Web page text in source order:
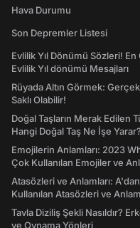
Hava Durumu
Son Depremler Listesi
Evlilik Yıl Dönümü Sözleri!
Evlilik Yıl dönümü Mesajları
Rüyada Altın Görmek:
Saklı Olabilir!
Doğal Taşların Merak Edilen
Hangi Doğal Taş Ne İşe Yarar?
Emojilerin Anlamları: 2023
Çok Kullanılan Emojiler ve
Atasözleri ve Anlamları:
Kullanılan Atasözleri ve
Tavla Diziliş Şekli Nasıldır?
ve Oynama Yönleri